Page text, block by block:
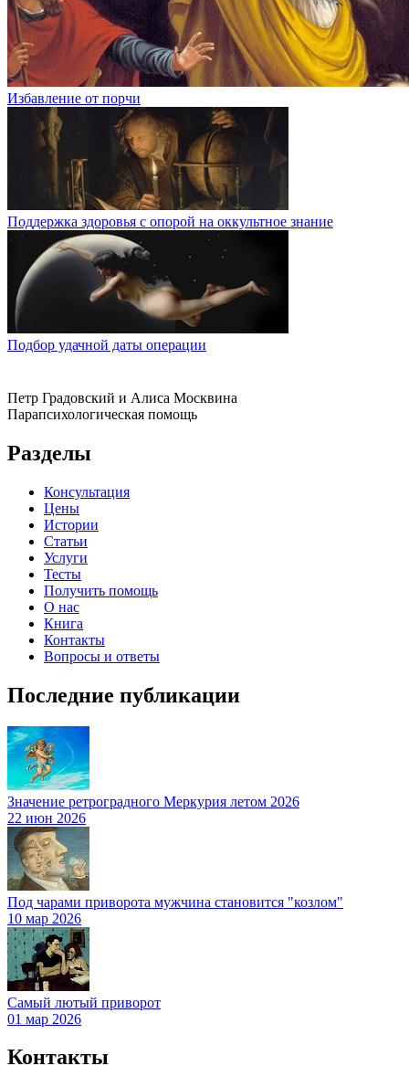
Избавление от порчи
Поддержка здоровья с опорой на оккультное знание
Подбор удачной даты операции
Петр Градовский и Алиса Москвина
Парапсихологическая помощь
Разделы
Консультация
Цены
Истории
Статьи
Услуги
Тесты
Получить помощь
О нас
Книга
Контакты
Вопросы и ответы
Последние публикации
Значение ретроградного Меркурия летом 2026
22 июн 2026
Под чарами приворота мужчина становится "козлом"
10 мар 2026
Самый лютый приворот
01 мар 2026
Контакты